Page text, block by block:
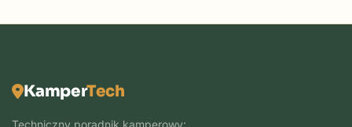
KamperTech
Techniczny poradnik kamperowy: